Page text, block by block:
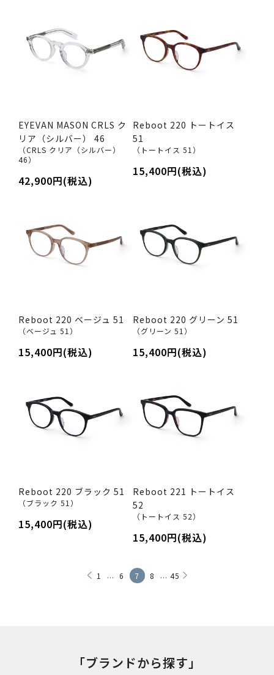
EYEVAN MASON CRLS ク
リア（シルバー） 46
（CRLS クリア（シルバー）
46）
42,900円(税込)
Reboot 220 トートイス
51
（トートイス 51）
15,400円(税込)
Reboot 220 ベージュ 51
（ベージュ 51）
15,400円(税込)
Reboot 220 グリーン 51
（グリーン 51）
15,400円(税込)
Reboot 220 ブラック 51
（ブラック 51）
15,400円(税込)
Reboot 221 トートイス
52
（トートイス 52）
15,400円(税込)
1 ... 6 7 8 ... 45
「ブランドから探す」